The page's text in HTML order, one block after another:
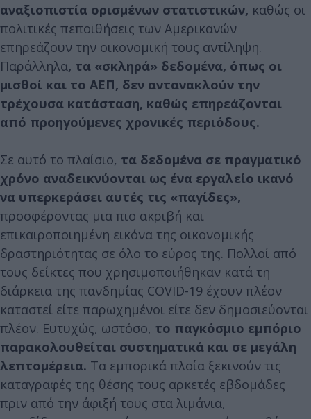
αναξιοπιστία ορισμένων στατιστικών, καθώς οι
πολιτικές πεποιθήσεις των Αμερικανών
επηρεάζουν την οικονομική τους αντίληψη.
Παράλληλα, τα «σκληρά» δεδομένα, όπως οι
μισθοί και το ΑΕΠ, δεν αντανακλούν την
τρέχουσα κατάσταση, καθώς επηρεάζονται
από προηγούμενες χρονικές περιόδους.
Σε αυτό το πλαίσιο, τα δεδομένα σε πραγματικό
χρόνο αναδεικνύονται ως ένα εργαλείο ικανό
να υπερκεράσει αυτές τις «παγίδες»,
προσφέροντας μια πιο ακριβή και
επικαιροποιημένη εικόνα της οικονομικής
δραστηριότητας σε όλο το εύρος της. Πολλοί από
τους δείκτες που χρησιμοποιήθηκαν κατά τη
διάρκεια της πανδημίας COVID-19 έχουν πλέον
καταστεί είτε παρωχημένοι είτε δεν δημοσιεύονται
πλέον. Ευτυχώς, ωστόσο, το παγκόσμιο εμπόριο
παρακολουθείται συστηματικά και σε μεγάλη
λεπτομέρεια. Τα εμπορικά πλοία ξεκινούν τις
καταγραφές της θέσης τους αρκετές εβδομάδες
πριν από την άφιξή τους στα λιμάνια,